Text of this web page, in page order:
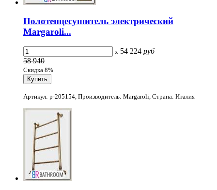
Полотенцесушитель электрический
Margaroli...
x 54 224 руб
58 940
Скидка 8%
Артикул: p-205154, Производитель: Margaroli, Страна: Италия